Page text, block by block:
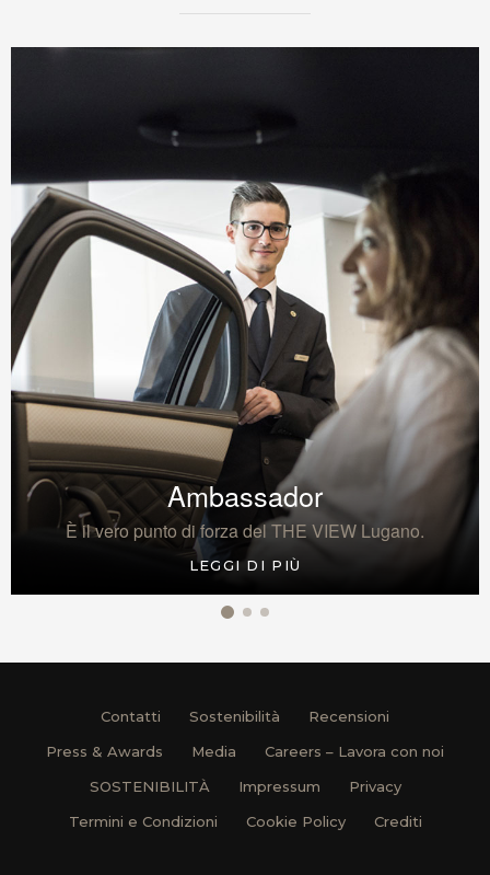
Ambassador
È il vero punto di forza del THE VIEW Lugano.
LEGGI DI PIÙ
Contatti Sostenibilità
Recensioni
Press & Awards
Media
Careers – Lavora con noi
SOSTENIBILITÀ
Impressum
Privacy
Termini e Condizioni
Cookie Policy Crediti